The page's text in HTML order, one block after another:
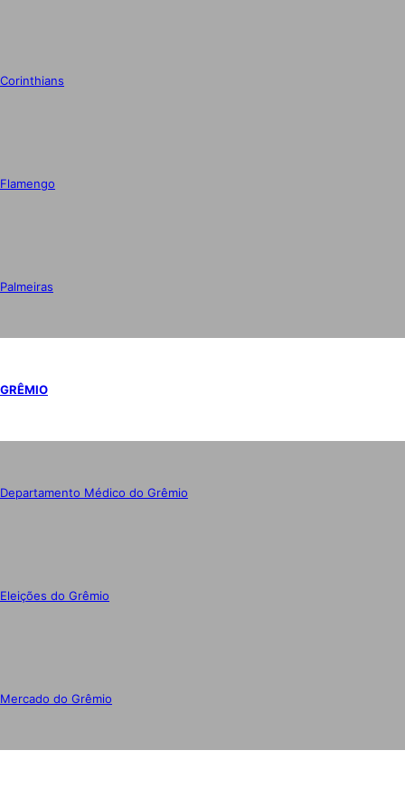
Corinthians
Flamengo
Palmeiras
GRÊMIO
Departamento Médico do Grêmio
Eleições do Grêmio
Mercado do Grêmio